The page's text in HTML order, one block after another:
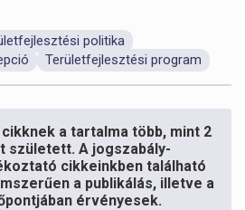
politika
Területfejlesztési program
a tartalma több, mint 2
született. A jogszabály-
cikkeinkben található
a publikálás, illetve a
érvényesek.